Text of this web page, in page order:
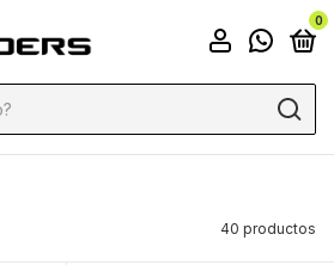
0
40 productos